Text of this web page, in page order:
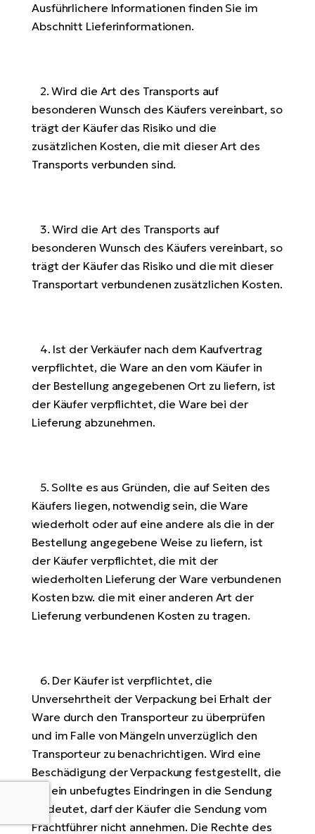
Ausführlichere Informationen finden Sie im
Abschnitt Lieferinformationen.
2. Wird die Art des Transports auf
besonderen Wunsch des Käufers vereinbart, so
trägt der Käufer das Risiko und die
zusätzlichen Kosten, die mit dieser Art des
Transports verbunden sind.
3. Wird die Art des Transports auf
besonderen Wunsch des Käufers vereinbart, so
trägt der Käufer das Risiko und die mit dieser
Transportart verbundenen zusätzlichen Kosten.
4. Ist der Verkäufer nach dem Kaufvertrag
verpflichtet, die Ware an den vom Käufer in
der Bestellung angegebenen Ort zu liefern, ist
der Käufer verpflichtet, die Ware bei der
Lieferung abzunehmen.
5. Sollte es aus Gründen, die auf Seiten des
Käufers liegen, notwendig sein, die Ware
wiederholt oder auf eine andere als die in der
Bestellung angegebene Weise zu liefern, ist
der Käufer verpflichtet, die mit der
wiederholten Lieferung der Ware verbundenen
Kosten bzw. die mit einer anderen Art der
Lieferung verbundenen Kosten zu tragen.
6. Der Käufer ist verpflichtet, die
Unversehrtheit der Verpackung bei Erhalt der
Ware durch den Transporteur zu überprüfen
und im Falle von Mängeln unverzüglich den
Transporteur zu benachrichtigen. Wird eine
Beschädigung der Verpackung festgestellt, die
auf ein unbefugtes Eindringen in die Sendung
hindeutet, darf der Käufer die Sendung vom
Frachtführer nicht annehmen. Die Rechte des